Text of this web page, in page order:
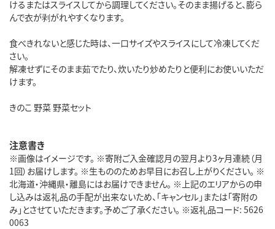
けるまたはスライスしてから調理してください。そのまま揚げると、膨ら
んで衣が剥がれやすくなります。
食べきれないと感じた時は、一口サイズやスライスにして冷凍してくだ
さい。
解凍せずにそのまま茹でたり、炊いたり炒めたりと便利にお使いいただ
けます。
きのこ 野菜 野菜セット
注意書き
※画像はイメージです。 ※寄附ご入金確認月の翌月より3ヶ月連続（月
1回）お届けします。 ※生もののためお早目にお召し上がりください。 ※
北海道・沖縄県・離島にはお届けできません。 ※上記のエリアからの申
し込みは返礼品の手配が出来ないため、「キャンセル」または「寄附の
み」とさせていただきます。予めご了承ください。 ※返礼品コード: 5626
0063